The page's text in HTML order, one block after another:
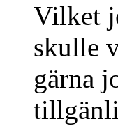
Vilket
skulle
gärna